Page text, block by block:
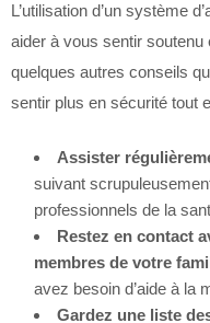
L’utilisation d’un système
aider à vous sentir soutenu
quelques autres conseils
sentir plus en sécurité tout
Assister
suivant
professionnels de la
Restez en contact
membres de votre
avez besoin d’aide à la
Gardez une liste